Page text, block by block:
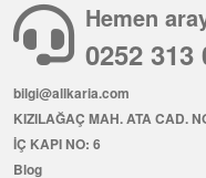
Hemen
0252 313
bilgi@allkaria.com
KIZILAĞAÇ MAH. ATA CAD.
İÇ KAPI NO: 6
Blog